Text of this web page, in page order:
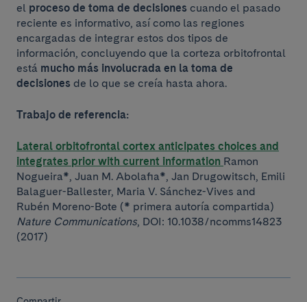
el proceso de toma de decisiones cuando el pasado
reciente es informativo, así como las regiones
encargadas de integrar estos dos tipos de
información, concluyendo que la corteza orbitofrontal
está mucho más involucrada en la toma de
decisiones de lo que se creía hasta ahora.
Trabajo de referencia:
Lateral orbitofrontal cortex anticipates choices and
integrates prior with current information Ramon
Nogueira*, Juan M. Abolafia*, Jan Drugowitsch, Emili
Balaguer-Ballester, Maria V. Sánchez-Vives and
Rubén Moreno-Bote (* primera autoría compartida)
Nature Communications , DOI: 10.1038/ncomms14823
(2017)